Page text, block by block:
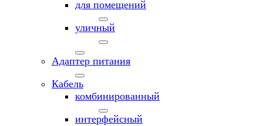
для помещений
уличный
Адаптер питания
Кабель
комбинированный
интерфейсный